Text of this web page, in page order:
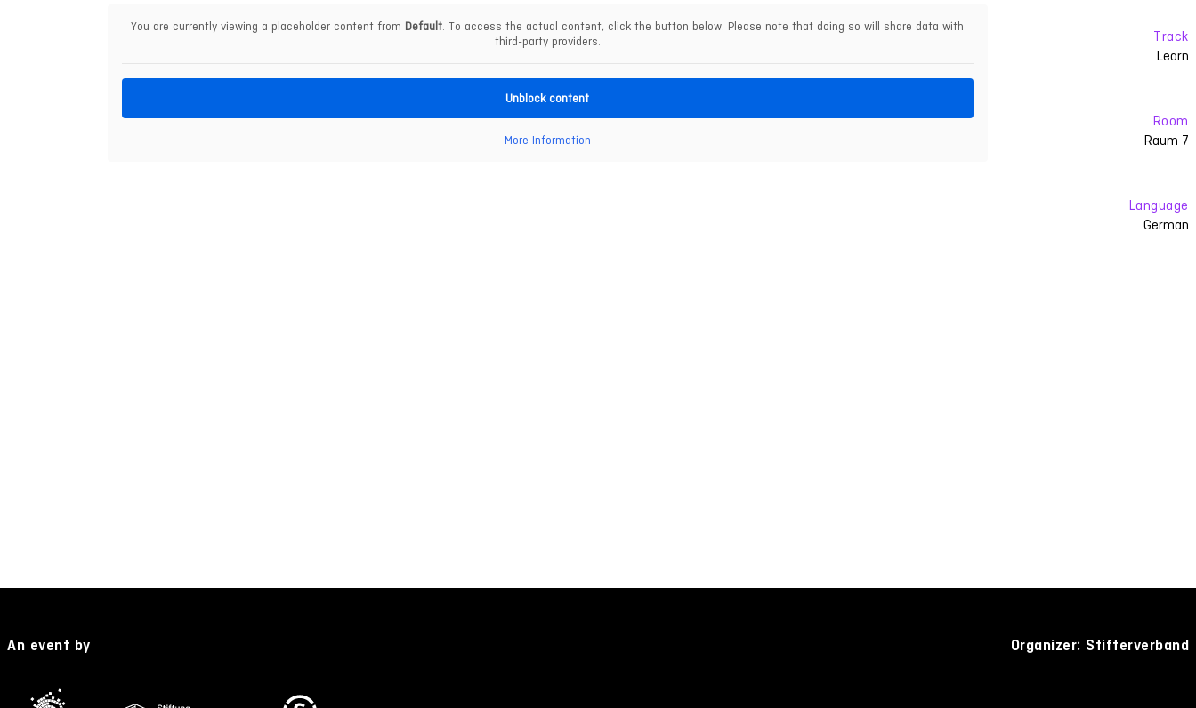
You are currently viewing a placeholder content from Default. To access the actual content, click the button below. Please note that doing so will share data with
third-party providers.
Unblock content
More Information
Track
Learn
Room
Raum 7
Language
German
An event by Organizer: Stifterverband